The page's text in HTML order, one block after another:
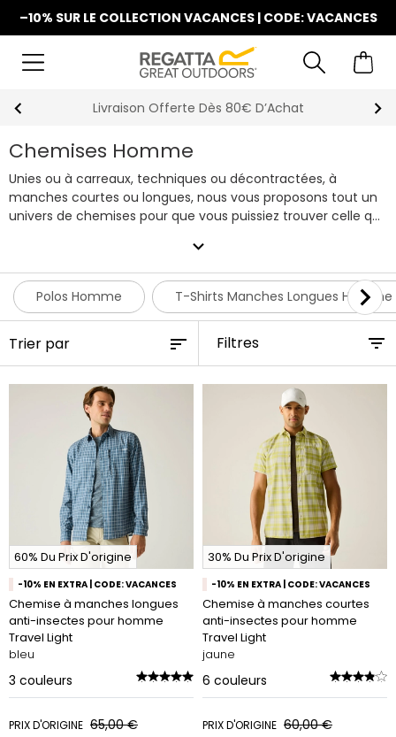
–10% SUR LE COLLECTION VACANCES | CODE: VACANCES
La Nouvelle Collection Est Disponible
Chemises Homme
Unies ou à carreaux, techniques ou décontractées, à
manches courtes ou longues, nous vous proposons tout un
univers de chemises pour que vous puissiez trouver celle qui
expand_more
Polos Homme T-Shirts Manches Longues Homme
Filtres
60% Du Prix D'origine
-10% EN EXTRA | CODE: VACANCES
Chemise à manches longues
anti-insectes pour homme
Travel Light
bleu
3 couleurs
PRIX D'ORIGINE 65,00 €
30% Du Prix D'origine
-10% EN EXTRA | CODE: VACANCES
Chemise à manches courtes
anti-insectes pour homme
Travel Light
jaune
6 couleurs
PRIX D'ORIGINE 60,00 €